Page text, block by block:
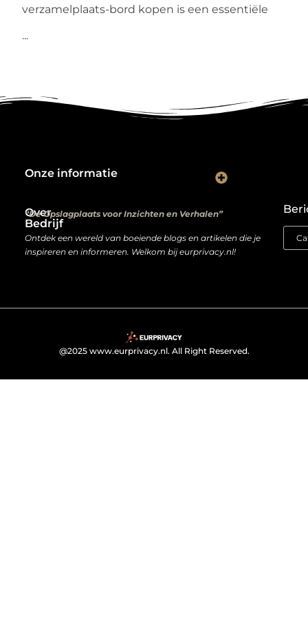
verzamelplaats-bord kopen is een essentiële
...
Over
Bedrijf
“De Opslagplaats voor Inzichten en Verhalen”
Ontdek een wereld van boeiende blogs en artikelen die je
inspireren en informeren. Welkom bij eurprivacy.nl!
Onze informatie
@2025 www.eurprivacy.nl. All Right Reserved.